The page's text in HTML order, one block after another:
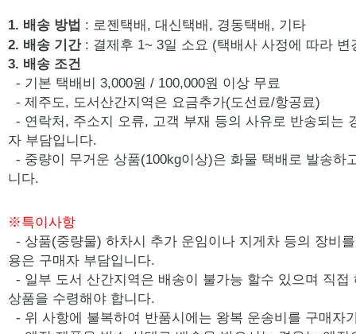
1. 배송 방법 : 로젠택배, 대신택배, 경동택배, 기타
2. 배송 기간 : 결제후 1~ 3일 소요 (택배사 사정에 따라 변
3. 배송 조건
- 기본 택배비 3,000원 / 100,000원 이상 무료
- 제주도, 도서산간지역은 요금추가(도선료/항공료)
- 연락처, 주소지 오류, 고객 부재 등의 사유로 반송되는
자 부담입니다.
- 중량이 무거운 상품(100kg이상)은 화물 택배로 발송하
니다.
※특이사항
- 상품(중량물) 하차시 추가 운임이나 지게차 등의 장비
용은 구매자 부담입니다.
- 일부 도서 산간지역은 배송이 불가능 할수 있으며 직접
상품을 수령해야 합니다.
- 위 사항에 불복하여 반품시에는 왕복 운송비를 구매자